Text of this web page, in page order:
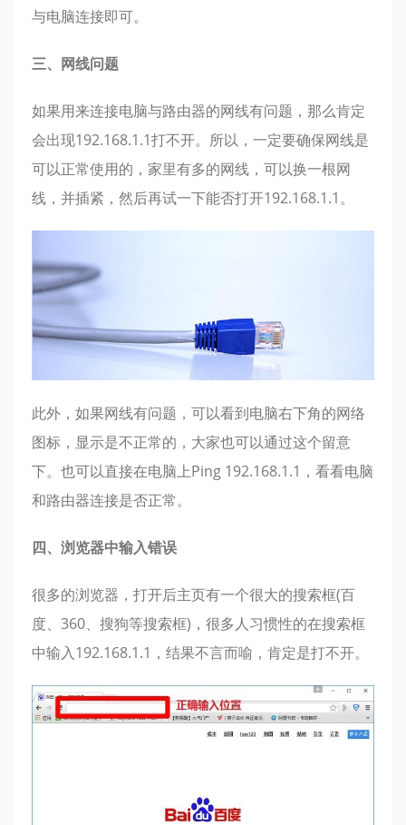
与电脑连接即可。
三、网线问题
如果用来连接电脑与路由器的网线有问题，那么肯定
会出现192.168.1.1打不开。所以，一定要确保网线是
可以正常使用的，家里有多的网线，可以换一根网
线，并插紧，然后再试一下能否打开192.168.1.1。
此外，如果网线有问题，可以看到电脑右下角的网络
图标，显示是不正常的，大家也可以通过这个留意
下。也可以直接在电脑上Ping 192.168.1.1，看看电脑
和路由器连接是否正常。
四、浏览器中输入错误
很多的浏览器，打开后主页有一个很大的搜索框(百
度、360、搜狗等搜索框)，很多人习惯性的在搜索框
中输入192.168.1.1，结果不言而喻，肯定是打不开。